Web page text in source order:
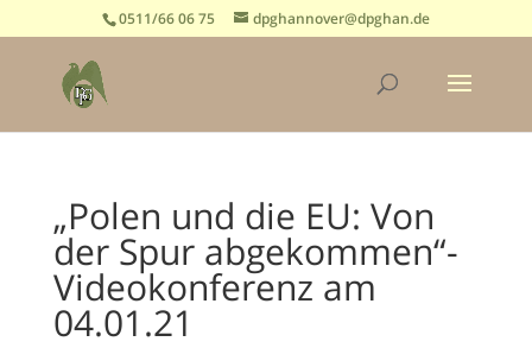
0511/66 06 75 dpghannover@dpghan.de
„Polen und die EU: Von
der Spur abgekommen“-
Videokonferenz am
04.01.21